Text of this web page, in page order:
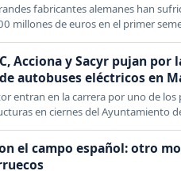
fabricantes alemanes han
millones de euros en el primer
Acciona y Sacyr pujan por
autobuses eléctricos en
entran en la carrera por uno de los
en ciernes del Ayuntamiento
el campo español: otro